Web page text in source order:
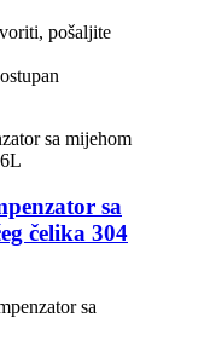
pošaljite
sa
čelika 304
sa